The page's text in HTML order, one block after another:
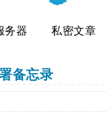
务器 私密文章
备忘录